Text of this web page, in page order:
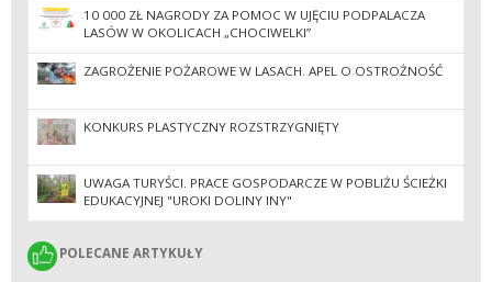
10 000 ZŁ NAGRODY ZA POMOC W UJĘCIU PODPALACZA
LASÓW W OKOLICACH „CHOCIWELKI”
ZAGROŻENIE POŻAROWE W LASACH. APEL O OSTROŻNOŚĆ
KONKURS PLASTYCZNY ROZSTRZYGNIĘTY
UWAGA TURYŚCI. PRACE GOSPODARCZE W POBLIŻU ŚCIEŻKI
EDUKACYJNEJ "UROKI DOLINY INY"
POLECANE ARTYKUŁY
POLECANE ARTYKUŁY